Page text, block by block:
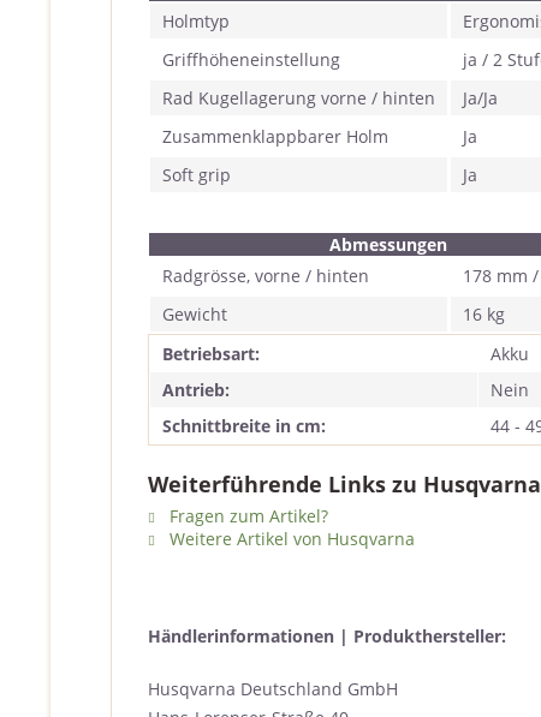
Holmtyp
Griffhöheneinstellung
ja / 2
Rad Kugellagerung vorne / hinten
Ja/Ja
Zusammenklappbarer Holm
Ja
Soft grip
Ja
Abmessungen
Radgrösse, vorne / hinten
178 mm
Gewicht
16 kg
Betriebsart:
Akku
Antrieb:
Nein
Schnittbreite in cm:
44 -
Weiterführende Links zu
Fragen zum Artikel?
Weitere Artikel von Husqvarna
Händlerinformationen | Produkthersteller:
Husqvarna Deutschland GmbH